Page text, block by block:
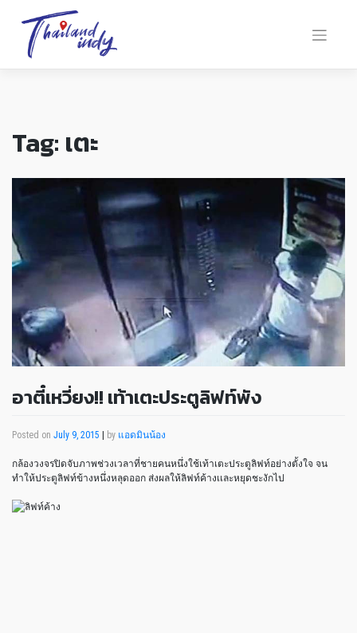
Tag: เตะ
อาตี๋เหวี่ยง!! เท้าเตะประตูลิฟท์พัง
Posted on July 9, 2015 | by แอดมินน้อง
กล้องวงจรปิดจับภาพช่วงเวลาที่ชายคนหนึ่งใช้เท้าเตะประตูลิฟท์อย่างตั้งใจ จน
ทำให้ประตูลิฟท์ข้างหนึ่งหลุดออก ส่งผลให้ลิฟท์ค้างเเละหยุดชะงักไป